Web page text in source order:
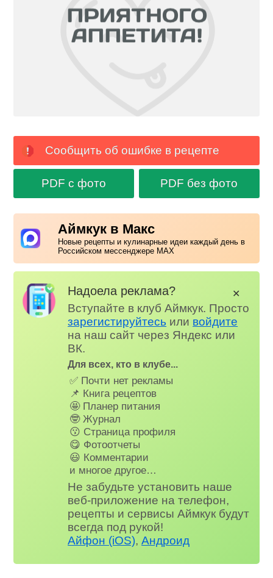
Сообщить об ошибке в рецепте
PDF с фото PDF без фото
Аймкук в Макс
Новые рецепты и кулинарные идеи каждый день в
Российском мессенджере MAX
Надоела реклама?
Вступайте в клуб Аймкук. Просто
зарегистируйтесь или войдите
на наш сайт через Яндекс или
ВК.
Для всех, кто в клубе...
✅ Почти нет рекламы
📌 Книга рецептов
🤩 Планер питания
🤓 Журнал
😗 Страница профиля
😋 Фотоотчеты
😃 Комментарии
и многое другое…
Не забудьте установить наше
веб-приложение на телефон,
рецепты и сервисы Аймкук будут
всегда под рукой!
Айфон (iOS),Андроид
✕